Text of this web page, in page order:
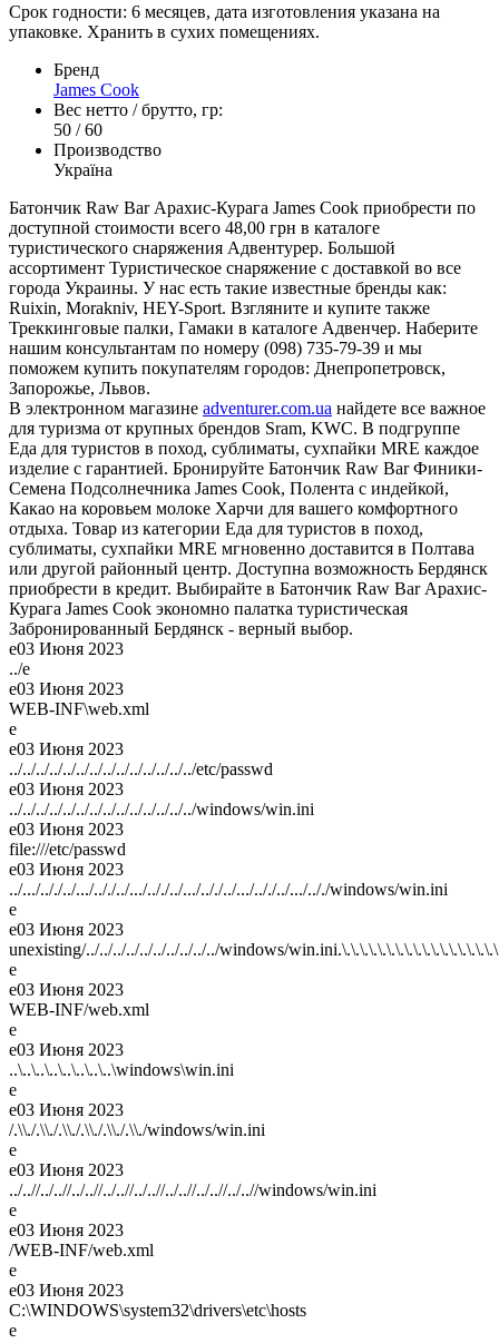
Срок годности: 6 месяцев, дата изготовления указана на
упаковке. Хранить в сухих помещениях.
Бренд
James Cook
Вес нетто / брутто, гр:
50 / 60
Производство
Україна
Батончик Raw Bar Арахис-Курага James Cook приобрести по
доступной стоимости всего 48,00 грн в каталоге
туристического снаряжения Адвентурер. Большой
ассортимент Туристическое снаряжение с доставкой во все
города Украины. У нас есть такие известные бренды как:
Ruixin, Morakniv, HEY-Sport. Взгляните и купите также
Треккинговые палки, Гамаки в каталоге Адвенчер. Наберите
нашим консультантам по номеру (098) 735-79-39 и мы
поможем купить покупателям городов: Днепропетровск,
Запорожье, Львов.
В электронном магазине adventurer.com.ua найдете все важное
для туризма от крупных брендов Sram, KWC. В подгруппе
Еда для туристов в поход, сублиматы, сухпайки MRE каждое
изделие с гарантией. Бронируйте Батончик Raw Bar Финики-
Семена Подсолнечника James Cook, Полента с индейкой,
Какао на коровьем молоке Харчи для вашего комфортного
отдыха. Товар из категории Еда для туристов в поход,
сублиматы, сухпайки MRE мгновенно доставится в Полтава
или другой районный центр. Доступна возможность Бердянск
приобрести в кредит. Выбирайте в Батончик Raw Bar Арахис-
Курага James Cook экономно палатка туристическая
Забронированный Бердянск - верный выбор.
e03 Июня 2023
../e
e03 Июня 2023
WEB-INF\web.xml
e
e03 Июня 2023
../../../../../../../../../../../../../../etc/passwd
e03 Июня 2023
../../../../../../../../../../../../../../windows/win.ini
e03 Июня 2023
file:///etc/passwd
e03 Июня 2023
../.../.././../.../.././../.../.././../.../.././../.../.././../.../.././windows/win.ini
e
e03 Июня 2023
unexisting/../../../../../../../../../../windows/
e
e03 Июня 2023
WEB-INF/web.xml
e
e03 Июня 2023
..\..\..\..\..\..\..\..\windows\win.ini
e
e03 Июня 2023
/.\\./.\\./.\\./.\\./.\\./.\\./windows/win.ini
e
e03 Июня 2023
../..//../..//../..//../..//../..//../..//../..//../..//windows/win.ini
e
e03 Июня 2023
/WEB-INF/web.xml
e
e03 Июня 2023
C:\WINDOWS\system32\drivers\etc\hosts
e